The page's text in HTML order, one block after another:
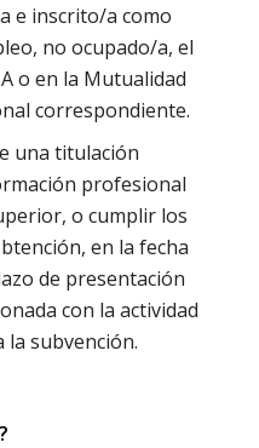
e inscrito/a como
no ocupado/a, el
o en la Mutualidad
correspondiente.
una titulación
profesional
o cumplir los
en la fecha
de presentación
con la actividad
la subvención.